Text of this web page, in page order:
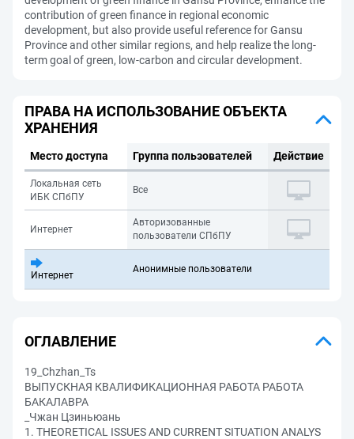
contribution of green finance in regional economic
development, but also provide useful reference for Gansu
Province and other similar regions, and help realize the long-
term goal of green, low-carbon and circular development.
ПРАВА НА ИСПОЛЬЗОВАНИЕ ОБЪЕКТА
ХРАНЕНИЯ
Место доступа Группа пользователей Действие
Локальная сеть
ИБК СПбПУ
Все
Интернет
Авторизованные
пользователи СПбПУ
Интернет
Анонимные пользователи
ОГЛАВЛЕНИЕ
19_Chzhan_Ts
ВЫПУСКНАЯ КВАЛИФИКАЦИОННАЯ РАБОТА РАБОТА
БАКАЛАВРА
_Чжан Цзиньюань
1. THEORETICAL ISSUES AND CURRENT SITUATION ANALYS